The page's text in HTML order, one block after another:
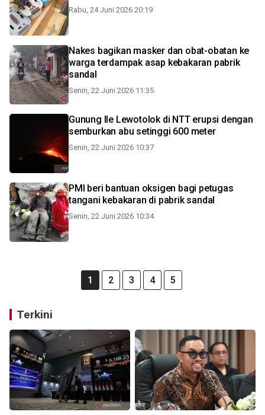
Rabu, 24 Juni 2026 20:19
Nakes bagikan masker dan obat-obatan ke
warga terdampak asap kebakaran pabrik
sandal
Senin, 22 Juni 2026 11:35
Gunung Ile Lewotolok di NTT erupsi dengan
semburkan abu setinggi 600 meter
Senin, 22 Juni 2026 10:37
PMI beri bantuan oksigen bagi petugas
tangani kebakaran di pabrik sandal
Senin, 22 Juni 2026 10:34
1 2 3 4 5
Terkini